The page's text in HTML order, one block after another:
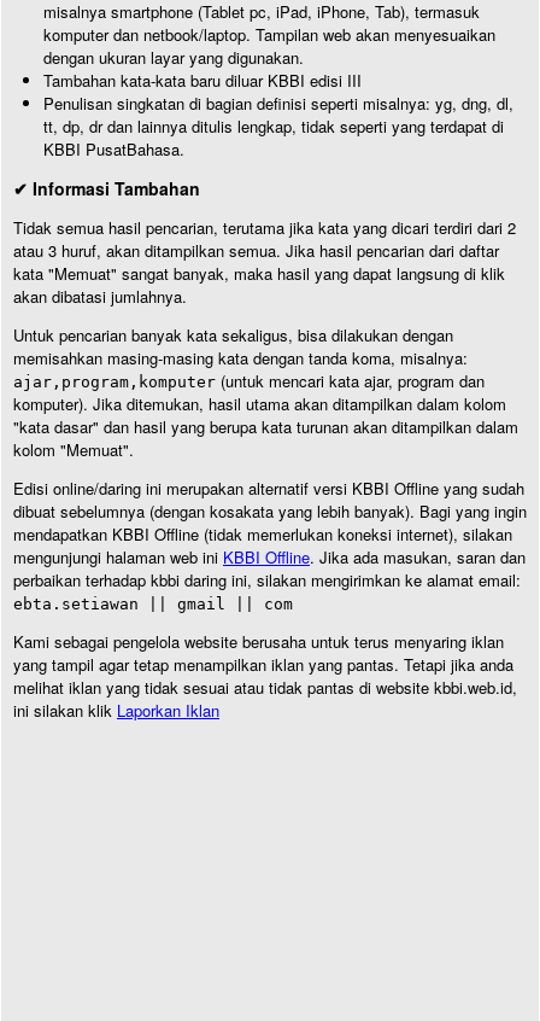
misalnya smartphone (Tablet pc, iPad, iPhone, Tab), termasuk
komputer dan netbook/laptop. Tampilan web akan menyesuaikan
dengan ukuran layar yang digunakan.
Tambahan kata-kata baru diluar KBBI edisi III
Penulisan singkatan di bagian definisi seperti misalnya: yg, dng, dl,
tt, dp, dr dan lainnya ditulis lengkap, tidak seperti yang terdapat di
KBBI PusatBahasa.
✔ Informasi Tambahan
Tidak semua hasil pencarian, terutama jika kata yang dicari terdiri dari 2
atau 3 huruf, akan ditampilkan semua. Jika hasil pencarian dari daftar
kata "Memuat" sangat banyak, maka hasil yang dapat langsung di klik
akan dibatasi jumlahnya.
Untuk pencarian banyak kata sekaligus, bisa dilakukan dengan
memisahkan masing-masing kata dengan tanda koma, misalnya:
ajar,program,komputer (untuk mencari kata ajar, program dan
komputer). Jika ditemukan, hasil utama akan ditampilkan dalam kolom
"kata dasar" dan hasil yang berupa kata turunan akan ditampilkan dalam
kolom "Memuat".
Edisi online/daring ini merupakan alternatif versi KBBI Offline yang sudah
dibuat sebelumnya (dengan kosakata yang lebih banyak). Bagi yang ingin
mendapatkan KBBI Offline (tidak memerlukan koneksi internet), silakan
mengunjungi halaman web ini KBBI Offline. Jika ada masukan, saran dan
perbaikan terhadap kbbi daring ini, silakan mengirimkan ke alamat email:
ebta.setiawan || gmail || com
Kami sebagai pengelola website berusaha untuk terus menyaring iklan
yang tampil agar tetap menampilkan iklan yang pantas. Tetapi jika anda
melihat iklan yang tidak sesuai atau tidak pantas di website kbbi.web.id,
ini silakan klik Laporkan Iklan